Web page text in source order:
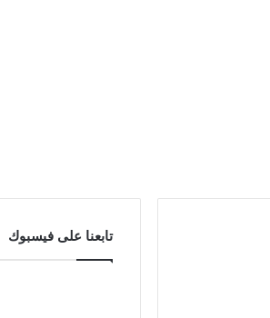
تابعنا على فيسبوك